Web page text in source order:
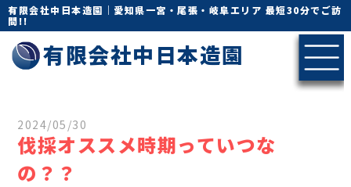
有限会社中日本造園｜愛知県一宮・尾張・岐阜エリア 最短30分でご訪
問!!
有限会社中日本造園
2024/05/30
伐採オススメ時期っていつな
の？？